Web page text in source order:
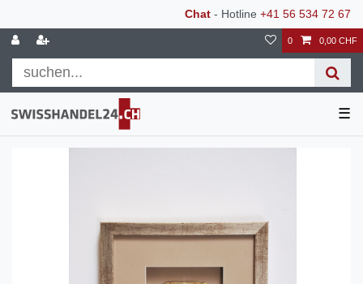
Chat - Hotline +41 56 534 72 67
0 0,00 CHF
☰